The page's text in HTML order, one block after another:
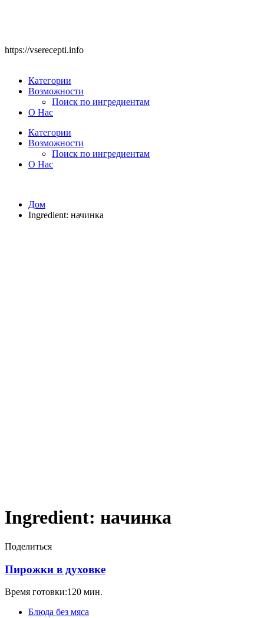
https://vserecepti.info
Категории
Возможности
Поиск по ингредиентам
О Нас
Категории
Возможности
Поиск по ингредиентам
О Нас
Дом
Ingredient: начинка
Ingredient: начинка
Поделиться
Пирожки в духовке
Время готовки:120 мин.
Блюда без мяса